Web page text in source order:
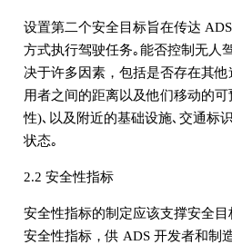
设置第二个安全目标旨在传达
方式执行驾驶任务｡能否控制无人
决于许多因素，包括是否存在其
用者之间的距离以及他们移动的
性)､以及附近的基础设施､交通标
状态｡
2.2 安全性指标
安全性指标的制定应该支撑安全
安全性指标，供 ADS 开发者和制